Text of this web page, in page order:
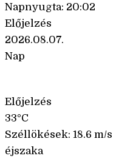
Napnyugta: 20:02
Előjelzés
2026.08.07.
Nap
Előjelzés
33°C
Széllökések: 18.6 m/s
éjszaka